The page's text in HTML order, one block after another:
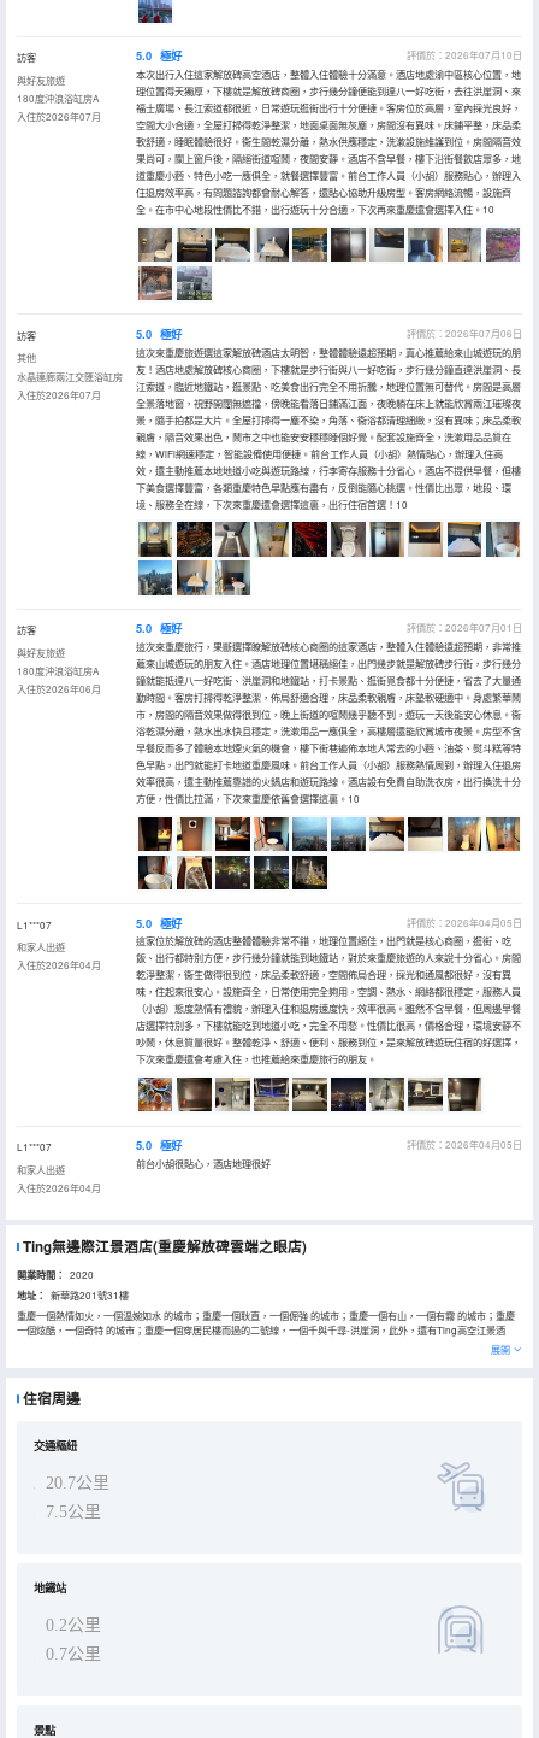
訪客
與好友旅遊
180度沖浪浴缸房A
入住於2026年07月
5.0 極好
評價於：2026年07月10日
本次出行入住這家解放碑高空酒店，整體入住體驗十分滿意。酒店地處渝中區核心位置，地
理位置得天獨厚，下樓就是解放碑商圈，步行幾分鐘便能到達八一好吃街，去往洪崖洞、來
福士廣場、長江索道都很近，日常遊玩逛街出行十分便捷。客房位於高層，室內採光良好，
空間大小合適，全屋打掃得乾淨整潔，地面桌面無灰塵，房間沒有異味。床鋪平整，床品柔
軟舒適，睡眠體驗很好。衞生間乾濕分離，熱水供應穩定，洗漱設施維護到位。房間隔音效
果尚可，關上窗戶後，隔絕街道喧鬧，夜間安靜。酒店不含早餐，樓下沿街餐飲店眾多，地
道重慶小麪、特色小吃一應俱全，就餐選擇豐富。前台工作人員（小胡）服務貼心，辦理入
住退房效率高，有問題諮詢都會耐心解答，還貼心協助升級房型。客房網絡流暢，設施齊
全。在市中心地段性價比不錯，出行遊玩十分合適，下次再來重慶還會選擇入住。10
訪客
其他
水晶連廊兩江交匯浴缸房
入住於2026年07月
5.0 極好
評價於：2026年07月06日
這次來重慶旅遊選這家解放碑酒店太明智，整體體驗遠超預期，真心推薦給來山城遊玩的朋
友！酒店地處解放碑核心商圈，下樓就是步行街與八一好吃街，步行幾分鐘直達洪崖洞、長
江索道，臨近地鐵站，逛景點、吃美食出行完全不用折騰，地理位置無可替代。房間是高層
全景落地窗，視野開闊無遮擋，傍晚能看落日鋪滿江面，夜晚躺在床上就能欣賞兩江璀璨夜
景，隨手拍都是大片。全屋打掃得一塵不染，角落、衞浴都清理細緻，沒有異味；床品柔軟
親膚，隔音效果出色，鬧市之中也能安安穩穩睡個好覺。配套設施齊全，洗漱用品品質在
線，WiFi網速穩定，智能設備使用便捷。前台工作人員（小胡）熱情貼心，辦理入住高
效，還主動推薦本地地道小吃與遊玩路線，行李寄存服務十分省心。酒店不提供早餐，但樓
下美食選擇豐富，各類重慶特色早點應有盡有，反倒能隨心挑選。性價比出眾，地段、環
境、服務全在線，下次來重慶還會選擇這裏，出行住宿首選！10
訪客
與好友旅遊
180度沖浪浴缸房A
入住於2026年06月
5.0 極好
評價於：2026年07月01日
這次來重慶旅行，果斷選擇瞭解放碑核心商圈的這家酒店，整體入住體驗遠超預期，非常推
薦來山城遊玩的朋友入住。酒店地理位置堪稱絕佳，出門幾步就是解放碑步行街，步行幾分
鐘就能抵達八一好吃街、洪崖洞和地鐵站，打卡景點、逛街覓食都十分便捷，省去了大量通
勤時間。客房打掃得乾淨整潔，佈局舒適合理，床品柔軟親膚，床墊軟硬適中。身處繁華鬧
市，房間的隔音效果做得很到位，晚上街道的喧鬧幾乎聽不到，遊玩一天後能安心休息。衞
浴乾濕分離，熱水出水快且穩定，洗漱用品一應俱全，高樓層還能欣賞城市夜景。房型不含
早餐反而多了體驗本地煙火氣的機會，樓下街巷遍佈本地人常去的小麪、油茶、熨斗糕等特
色早點，出門就能打卡地道重慶風味。前台工作人員（小胡）服務熱情周到，辦理入住退房
效率很高，還主動推薦靠譜的火鍋店和遊玩路線。酒店設有免費自助洗衣房，出行換洗十分
方便，性價比拉滿，下次來重慶依舊會選擇這裏。10
L1***07
和家人出遊
入住於2026年04月
5.0 極好
評價於：2026年04月05日
這家位於解放碑的酒店整體體驗非常不錯，地理位置絕佳，出門就是核心商圈，逛街、吃
飯、出行都特別方便，步行幾分鐘就能到地鐵站，對於來重慶旅遊的人來說十分省心。房間
乾淨整潔，衞生做得很到位，床品柔軟舒適，空間佈局合理，採光和通風都很好，沒有異
味，住起來很安心。設施齊全，日常使用完全夠用，空調、熱水、網絡都很穩定，服務人員
（小胡）態度熱情有禮貌，辦理入住和退房速度快，效率很高。雖然不含早餐，但周邊早餐
店選擇特別多，下樓就能吃到地道小吃，完全不用愁。性價比很高，價格合理，環境安靜不
吵鬧，休息質量很好。整體乾淨、舒適、便利、服務到位，是來解放碑遊玩住宿的好選擇，
下次來重慶還會考慮入住，也推薦給來重慶旅行的朋友。
L1***07
和家人出遊
入住於2026年04月
5.0 極好
評價於：2026年04月05日
前台小胡很貼心，酒店地理很好
Ting無邊際江景酒店(重慶解放碑雲端之眼店)
開業時間： 2020
地址：
新華路201號31樓
重慶一個熱情如火，一個温婉如水 的城市；重慶一個耿直，一個倔強 的城市；重慶一個有山，一個有霧 的城市；重慶
一個炫酷，一個奇特 的城市；重慶一個穿居民樓而過的二號線，一個千與千尋-洪崖洞，此外，還有Ting高空江景酒
店。【酒店】T本店處處透露着神祕，住酒店可能成為旅行的目的。【地理位置】地處解放碑新華路，是重慶都市核心
區城市地標的重要組成部分。是重慶政府規劃中的西部金融街，周邊百米內擁有大量銀行、證券、保險等機構。矗立於
碑）等環伺周邊，交通便捷。【旅遊景點】酒店樓下便是長江索道，被譽為“萬里長江空中走廊”和“山城空中公共汽車”；
的文化韻味與炫目潮流的相互融匯，加以現代的設計手法與細膩的材質表現，力求造就非凡未來的現代美學與體貼入微
的人文關懷，摒除塵囂，悠然棲居；酒店時髦新奇的設計理念貫穿於整個酒店和客房，演繹出全新層次的舒適和奢華；
每間房間都是藝術品，闡釋着身處時尚生活的定義。【衝浪浴缸】酒店大部分房型均配有臨窗衝浪浴缸，享受泡澡的舒
心享受，享受夜幕下温水的繾綣、渝中半島風景的妖嬈。【景觀】房間落地大窗，俯瞰高空江景，欣賞渝中半島風光。
【管家式服務】一對一管家服務，從您入住到離店全程均有管家全程服務，感受一下這座網紅城市的獨特魅力。
展開
住宿周邊
交通樞紐
20.7公里
7.5公里
地鐵站
0.2公里
0.7公里
景點